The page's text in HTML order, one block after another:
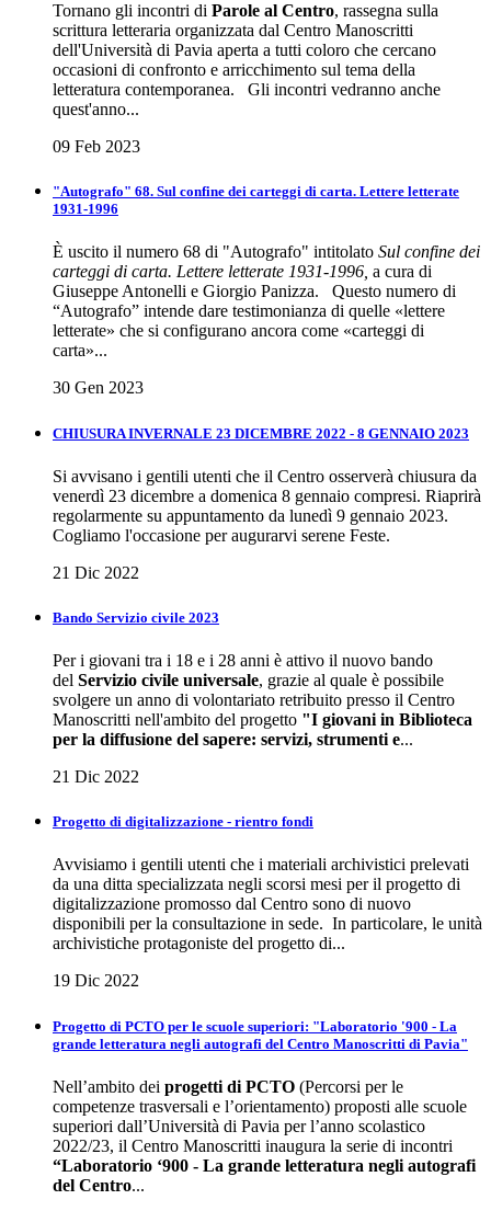
Tornano gli incontri di Parole al Centro, rassegna sulla
scrittura letteraria organizzata dal Centro Manoscritti
dell'Università di Pavia aperta a tutti coloro che cercano
occasioni di confronto e arricchimento sul tema della
letteratura contemporanea. Gli incontri vedranno anche
quest'anno...
09 Feb 2023
"Autografo" 68. Sul confine dei carteggi di carta. Lettere letterate
1931-1996
È uscito il numero 68 di "Autografo" intitolato Sul confine dei
carteggi di carta. Lettere letterate 1931-1996, a cura di
Giuseppe Antonelli e Giorgio Panizza. Questo numero di
“Autografo” intende dare testimonianza di quelle «lettere
letterate» che si configurano ancora come «carteggi di
carta»...
30 Gen 2023
CHIUSURA INVERNALE 23 DICEMBRE 2022 - 8 GENNAIO 2023
Si avvisano i gentili utenti che il Centro osserverà chiusura da
venerdì 23 dicembre a domenica 8 gennaio compresi. Riaprirà
regolarmente su appuntamento da lunedì 9 gennaio 2023.
Cogliamo l'occasione per augurarvi serene Feste.
21 Dic 2022
Bando Servizio civile 2023
Per i giovani tra i 18 e i 28 anni è attivo il nuovo bando
del Servizio civile universale, grazie al quale è possibile
svolgere un anno di volontariato retribuito presso il Centro
Manoscritti nell'ambito del progetto "I giovani in Biblioteca
per la diffusione del sapere: servizi, strumenti e...
21 Dic 2022
Progetto di digitalizzazione - rientro fondi
Avvisiamo i gentili utenti che i materiali archivistici prelevati
da una ditta specializzata negli scorsi mesi per il progetto di
digitalizzazione promosso dal Centro sono di nuovo
disponibili per la consultazione in sede. In particolare, le unità
archivistiche protagoniste del progetto di...
19 Dic 2022
Progetto di PCTO per le scuole superiori: "Laboratorio '900 - La
grande letteratura negli autografi del Centro Manoscritti di Pavia"
Nell’ambito dei progetti di PCTO (Percorsi per le
competenze trasversali e l’orientamento) proposti alle scuole
superiori dall’Università di Pavia per l’anno scolastico
2022/23, il Centro Manoscritti inaugura la serie di incontri
“Laboratorio ‘900 - La grande letteratura negli autografi
del Centro...